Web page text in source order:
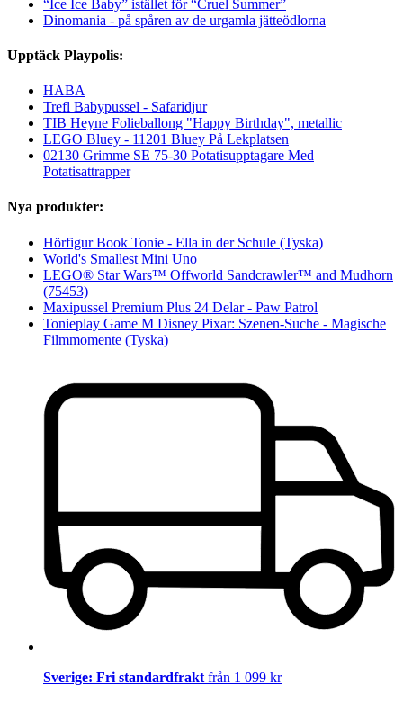
“Ice Ice Baby” istället för “Cruel Summer”
Dinomania - på spåren av de urgamla jätteödlorna
Upptäck Playpolis:
HABA
Trefl Babypussel - Safaridjur
TIB Heyne Folieballong "Happy Birthday", metallic
LEGO Bluey - 11201 Bluey På Lekplatsen
02130 Grimme SE 75-30 Potatisupptagare Med
Potatisattrapper
Nya produkter:
Hörfigur Book Tonie - Ella in der Schule (Tyska)
World's Smallest Mini Uno
LEGO® Star Wars™ Offworld Sandcrawler™ and Mudhorn
(75453)
Maxipussel Premium Plus 24 Delar - Paw Patrol
Tonieplay Game M Disney Pixar: Szenen-Suche - Magische
Filmmomente (Tyska)
Sverige: Fri standardfrakt från 1 099 kr